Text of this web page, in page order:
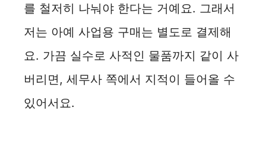
를 철저히 나눠야 한다는 거예요. 그래서
저는 아예 사업용 구매는 별도로 결제해
요. 가끔 실수로 사적인 물품까지 같이 사
버리면, 세무사 쪽에서 지적이 들어올 수
있어서요.